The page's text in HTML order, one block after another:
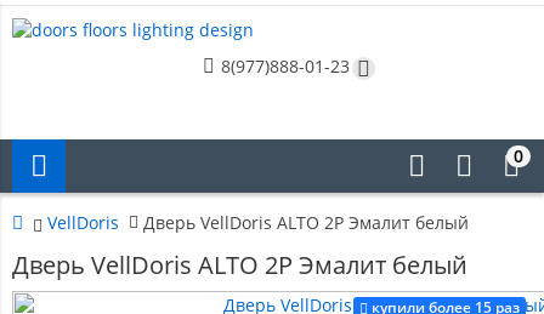
8(977)888-01-23
0
VellDoris Дверь VellDoris ALTO 2P Эмалит белый
Дверь VellDoris ALTO 2P Эмалит белый
купили более 15 раз